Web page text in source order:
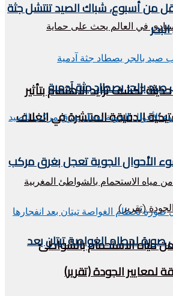
تكشف تزايد الاهتمام بتأثير
الدقيقة المنتشرة في الغلاف
من مياه الاستحمام بالشواطئ
لمعايير الجودة (تقرير)
من أسبوع، شباك الصيد تنتشل جثة
بالجر يصطاد جثة آدمية
الأحوال الجوية تعجل بغرق مركب
لحطام الغواصة تيتان بعد